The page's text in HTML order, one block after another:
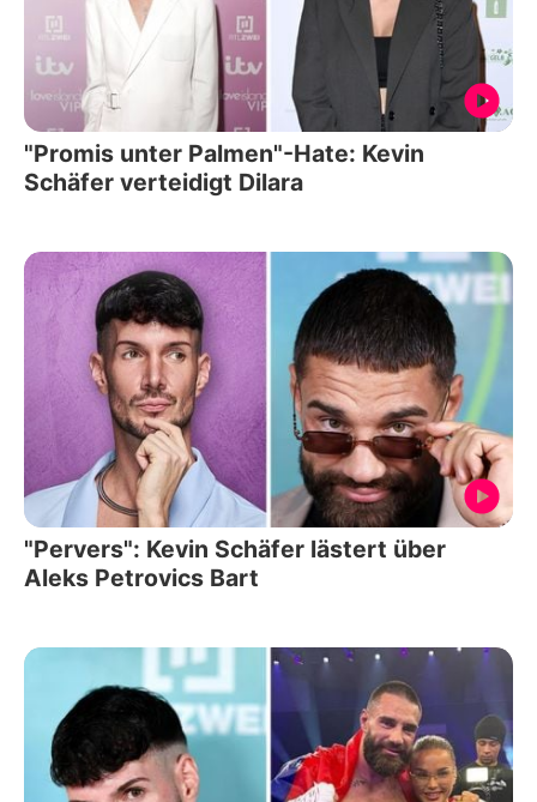
"Promis unter Palmen"-Hate: Kevin
Schäfer verteidigt Dilara
"Pervers": Kevin Schäfer lästert über
Aleks Petrovics Bart